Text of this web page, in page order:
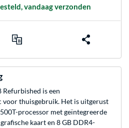
vandaag verzonden
Refurbished is een
voor thuisgebruik. Het is uitgerust
processor met geïntegreerde
kaart en 8 GB DDR4-